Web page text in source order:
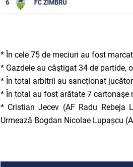
* În cele 75 de meciuri au fost
* Gazdele au câştigat 34 de partide,
* În total arbitrii au sancţionat
* În total au fost arătate 7 cartonaşe
* Cristian Jecev (AF Radu Rebeja
Urmează Bogdan Nicolae Lupașcu